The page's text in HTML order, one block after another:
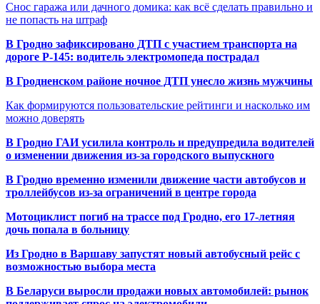
Снос гаража или дачного домика: как всё сделать правильно и
не попасть на штраф
В Гродно зафиксировано ДТП с участием транспорта на
дороге Р-145: водитель электромопеда пострадал
В Гродненском районе ночное ДТП унесло жизнь мужчины
Как формируются пользовательские рейтинги и насколько им
можно доверять
В Гродно ГАИ усилила контроль и предупредила водителей
о изменении движения из-за городского выпускного
В Гродно временно изменили движение части автобусов и
троллейбусов из-за ограничений в центре города
Мотоциклист погиб на трассе под Гродно, его 17-летняя
дочь попала в больницу
Из Гродно в Варшаву запустят новый автобусный рейс с
возможностью выбора места
В Беларуси выросли продажи новых автомобилей: рынок